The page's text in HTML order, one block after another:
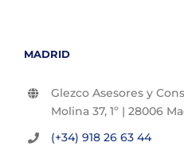
MADRID
Glezco Asesores y
Molina 37, 1º | 28006
(+34) 918 26 63 44